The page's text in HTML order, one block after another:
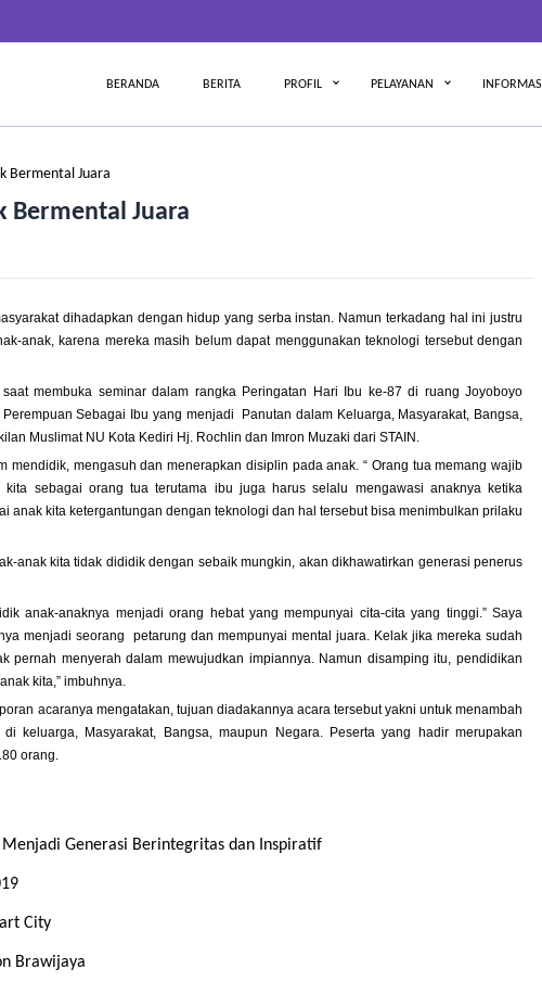
BERANDA BERITA PROFIL PELAYANAN INFORMASI
Bermental Juara
Bermental Juara
dihadapkan dengan hidup yang serba instan. Namun terkadang hal ini justru
anak, karena mereka masih belum dapat menggunakan teknologi tersebut dengan
membuka seminar dalam rangka Peringatan Hari Ibu ke-87 di ruang Joyoboyo
Sebagai Ibu yang menjadi Panutan dalam Keluarga, Masyarakat, Bangsa,
Muslimat NU Kota Kediri Hj. Rochlin dan Imron Muzaki dari STAIN.
mendidik, mengasuh dan menerapkan disiplin pada anak. “ Orang tua memang wajib
sebagai orang tua terutama ibu juga harus selalu mengawasi anaknya ketika
anak kita ketergantungan dengan teknologi dan hal tersebut bisa menimbulkan prilaku
anak kita tidak dididik dengan sebaik mungkin, akan dikhawatirkan generasi penerus
anak-anaknya menjadi orang hebat yang mempunyai cita-cita yang tinggi.” Saya
menjadi seorang petarung dan mempunyai mental juara. Kelak jika mereka sudah
pernah menyerah dalam mewujudkan impiannya. Namun disamping itu, pendidikan
kita,” imbuhnya.
acaranya mengatakan, tujuan diadakannya acara tersebut yakni untuk menambah
keluarga, Masyarakat, Bangsa, maupun Negara. Peserta yang hadir merupakan
orang.
Generasi Berintegritas dan Inspiratif
City
Brawijaya